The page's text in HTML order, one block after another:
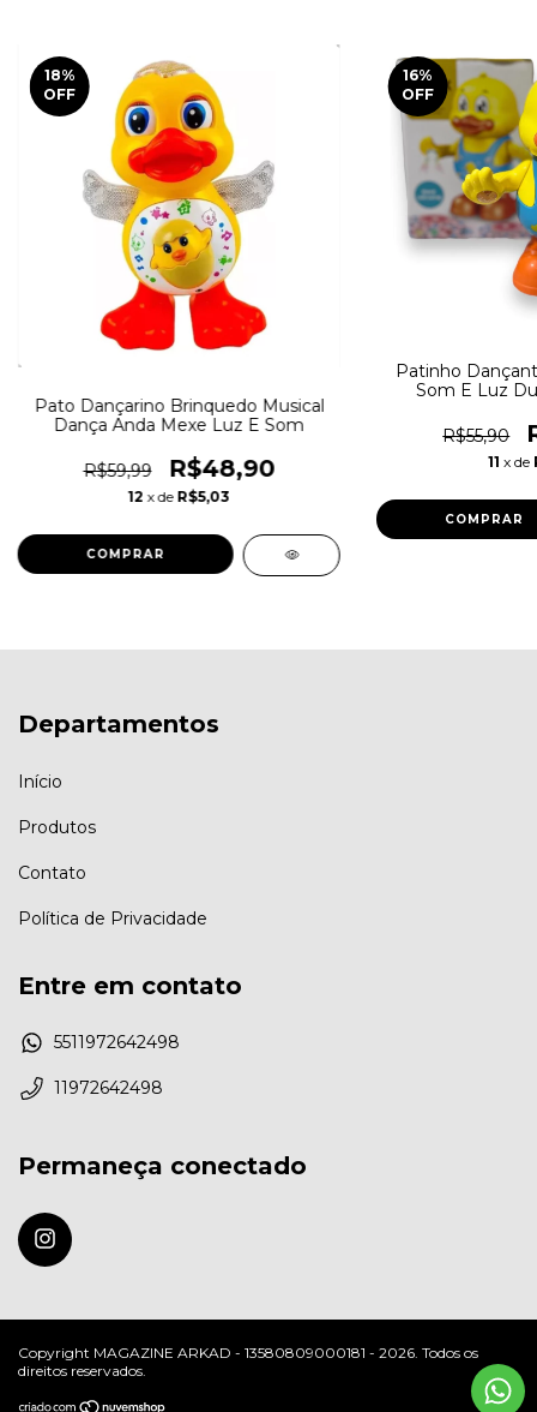
18%
OFF
Pato Dançarino Brinquedo Musical
Dança Anda Mexe Luz E Som
R$59,99 R$48,90
12 x de R$5,03
16%
OFF
Patinho
Som E Luz
R$55,90
11 x de
Departamentos
Início
Produtos
Contato
Política de Privacidade
Entre em contato
5511972642498
11972642498
Permaneça conectado
Copyright MAGAZINE ARKAD - 13580809000181 - 2026. Todos os
direitos reservados.